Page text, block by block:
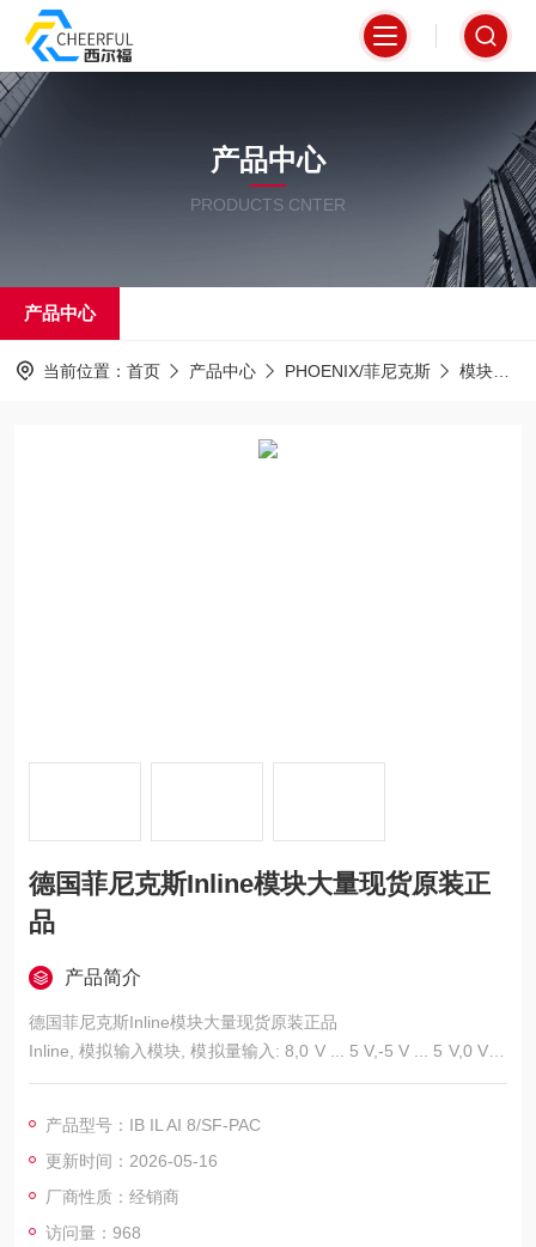
产品中心
PRODUCTS CNTER
产品中心
当前位置： 首页 产品中心 PHOENIX/菲尼克斯 模块
德国菲尼克斯Inline模块大量现货原装正
品
产品简介
德国菲尼克斯Inline模块大量现货原装正品
Inline, 模拟输入模块, 模拟量输入: 8,0 V ... 5 V,-5 V ... 5 V,0 V ...
10 V,-10 V ... 10 V,0 V ... 25 V, -25 V ... 25 V,0 V ... 50 V,0 mA
产品型号：IB IL AI 8/SF-PAC
更新时间：2026-05-16
厂商性质：经销商
访问量：968